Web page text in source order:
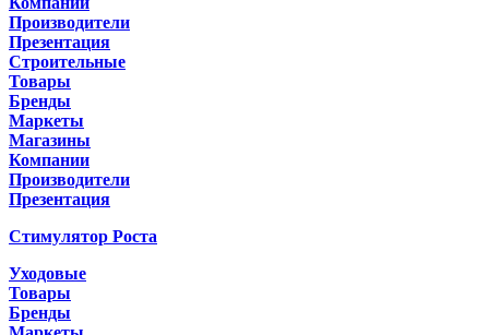
Производители
Презентация
Строительные
Товары
Бренды
Маркеты
Магазины
Компании
Производители
Презентация
Стимулятор Роста
Уходовые
Товары
Бренды